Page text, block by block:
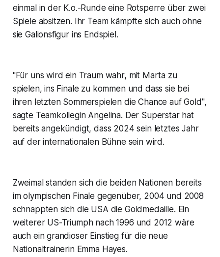
einmal in der K.o.-Runde eine Rotsperre über zwei
Spiele absitzen. Ihr Team kämpfte sich auch ohne
sie Galionsfigur ins Endspiel.
"Für uns wird ein Traum wahr, mit Marta zu
spielen, ins Finale zu kommen und dass sie bei
ihren letzten Sommerspielen die Chance auf Gold",
sagte Teamkollegin Angelina. Der Superstar hat
bereits angekündigt, dass 2024 sein letztes Jahr
auf der internationalen Bühne sein wird.
Zweimal standen sich die beiden Nationen bereits
im olympischen Finale gegenüber, 2004 und 2008
schnappten sich die USA die Goldmedaille. Ein
weiterer US-Triumph nach 1996 und 2012 wäre
auch ein grandioser Einstieg für die neue
Nationaltrainerin Emma Hayes.